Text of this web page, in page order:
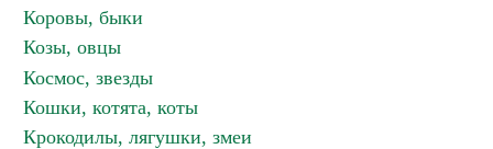
Коровы, быки
Козы, овцы
Космос, звезды
Кошки, котята, коты
Крокодилы, лягушки, змеи